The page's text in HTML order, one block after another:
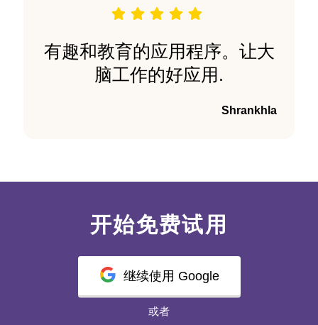
有趣和教育的应用程序。让大
脑工作的好应用.
Shrankhla
开始免费试用
继续使用 Google
或者